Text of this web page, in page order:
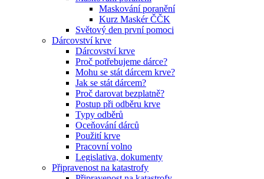
Maskování poranění
Kurz Maskér ČČK
Světový den první pomoci
Dárcovství krve
Dárcovství krve
Proč potřebujeme dárce?
Mohu se stát dárcem krve?
Jak se stát dárcem?
Proč darovat bezplatně?
Postup při odběru krve
Typy odběrů
Oceňování dárců
Použití krve
Pracovní volno
Legislativa, dokumenty
Připravenost na katastrofy